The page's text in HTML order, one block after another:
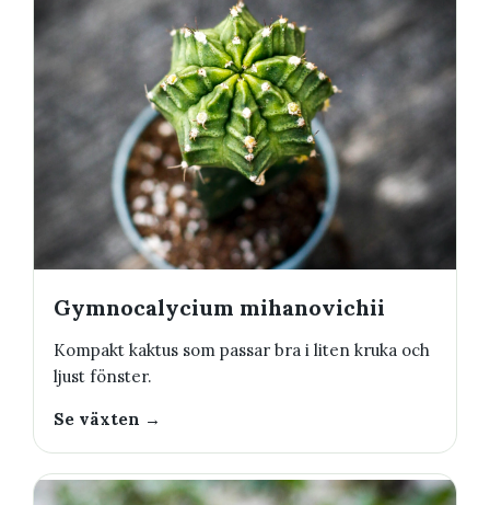
Gymnocalycium mihanovichii
Kompakt kaktus som passar bra i liten kruka och
ljust fönster.
Se växten →